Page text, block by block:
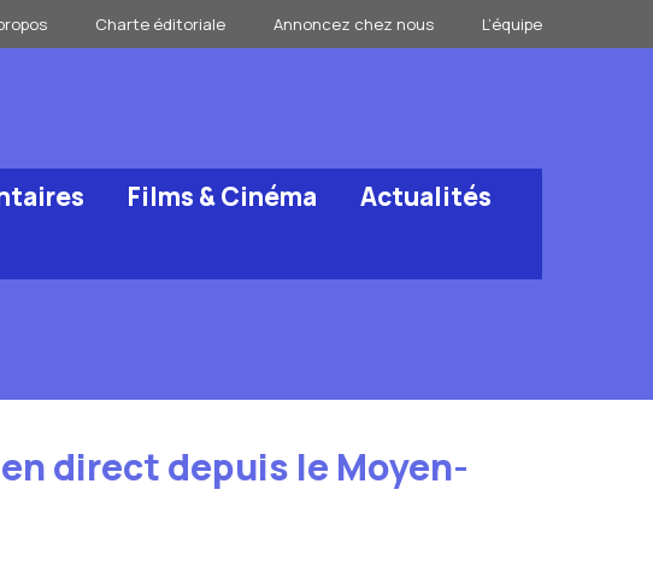
Charte éditoriale Annoncez chez nous L’équipe
Films & Cinéma
Actualités
direct depuis le Moyen-